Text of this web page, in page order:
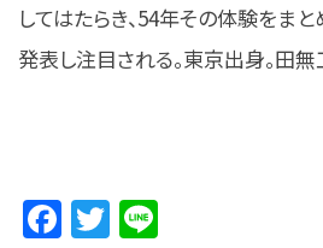
してはたらき、54年その体験をまと
発表し注目される。東京出身。田無
Facebook
Twitter